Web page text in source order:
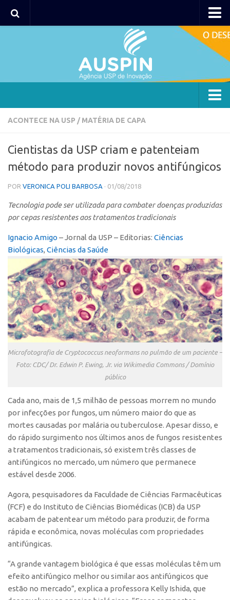
Agência
Coordenação
Polos
Polo Capital
Polo Lorena
Polo Ribeirão Preto
Polo São Carlos
Programas
Bolsa Empreendedorismo
Bolsa Startup USP
PGI-USP
Conexão USP
Conexão Inter-USP
Leis e Normas
Editais
Pesquisa na USP
EMBRAPIIs
CEPIDs
CEPIX
CPEs
INCTs
PRPI/USP
InovaUSP
Comunicação
Eventos
Agenda AUSPIN
ACONTECE NA USP / MATÉRIA DE CAPA
Cientistas da USP criam e patenteiam
método para produzir novos antifúngicos
POR VERONICA POLI BARBOSA · 01/08/2018
Tecnologia pode ser utilizada para combater doenças produzidas
por cepas resistentes aos tratamentos tradicionais
Ignacio Amigo – Jornal da USP – Editorias: Ciências
Biológicas, Ciências da Saúde
Microfotografia de Cryptococcus neoformans no pulmão de um paciente –
Foto: CDC/ Dr. Edwin P. Ewing, Jr. via Wikimedia Commons / Domínio
público
Cada ano, mais de 1,5 milhão de pessoas morrem no mundo
por infecções por fungos, um número maior do que as
mortes causadas por malária ou tuberculose. Apesar disso, e
do rápido surgimento nos últimos anos de fungos resistentes
a tratamentos tradicionais, só existem três classes de
antifúngicos no mercado, um número que permanece
estável desde 2006.
Agora, pesquisadores da Faculdade de Ciências Farmacêuticas
(FCF) e do Instituto de Ciências Biomédicas (ICB) da USP
acabam de patentear um método para produzir, de forma
rápida e econômica, novas moléculas com propriedades
antifúngicas.
“A grande vantagem biológica é que essas moléculas têm um
efeito antifúngico melhor ou similar aos antifúngicos que
estão no mercado”, explica a professora Kelly Ishida, que